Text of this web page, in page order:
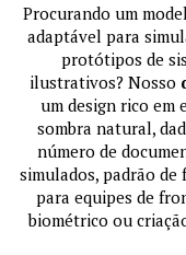
Procurando um
adaptável para
protótipos de
ilustrativos? Nosso
um design rico em
sombra natural,
número de
simulados, padrão
para equipes de
biométrico ou